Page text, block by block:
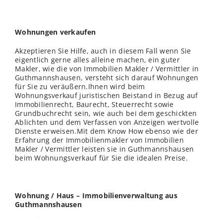
Wohnungen verkaufen
Akzeptieren Sie Hilfe, auch in diesem Fall wenn Sie
eigentlich gerne alles alleine machen, ein guter
Makler, wie die von Immobilien Makler / Vermittler in
Guthmannshausen, versteht sich darauf Wohnungen
für Sie zu veräußern.Ihnen wird beim
Wohnungsverkauf juristischen Beistand in Bezug auf
Immobilienrecht, Baurecht, Steuerrecht sowie
Grundbuchrecht sein, wie auch bei dem geschickten
Ablichten und dem Verfassen von Anzeigen wertvolle
Dienste erweisen.Mit dem Know How ebenso wie der
Erfahrung der Immobilienmakler von Immobilien
Makler / Vermittler leisten sie in Guthmannshausen
beim Wohnungsverkauf für Sie die idealen Preise.
Wohnung / Haus – Immobilienverwaltung aus
Guthmannshausen